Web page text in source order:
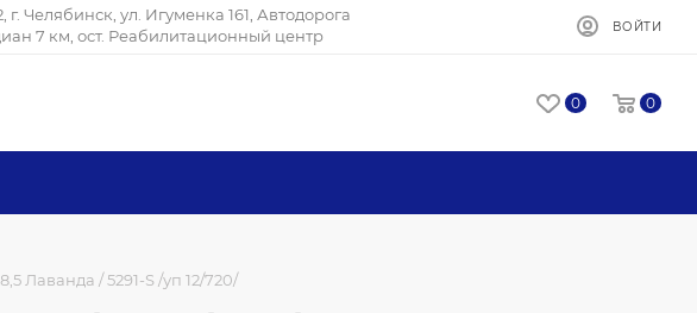
г. Челябинск, ул. Игуменка 161, Автодорога
7 км, ост. Реабилитационный центр
ВОЙТИ
0 0
Лаванда / 5291-S /уп 12/720/